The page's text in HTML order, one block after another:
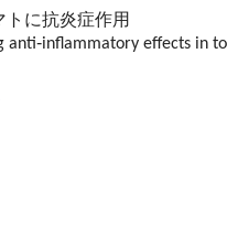
に抗炎症作用
anti‐inflammatory effects in